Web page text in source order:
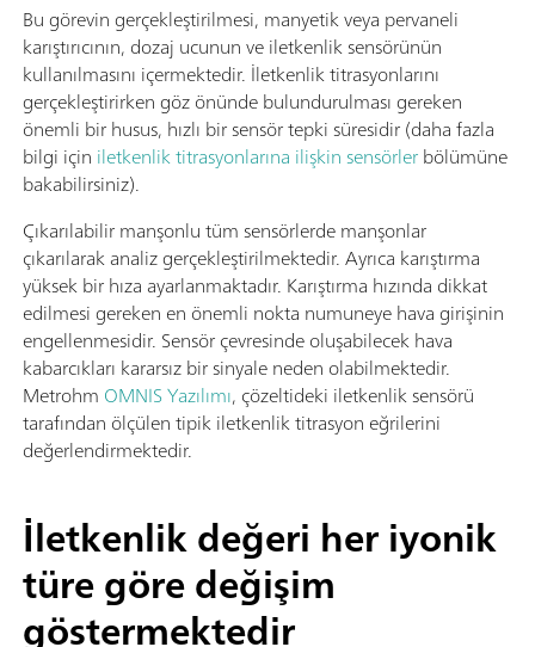
Bu görevin gerçekleştirilmesi, manyetik veya pervaneli
karıştırıcının, dozaj ucunun ve iletkenlik sensörünün
kullanılmasını içermektedir. İletkenlik titrasyonlarını
gerçekleştirirken göz önünde bulundurulması gereken
önemli bir husus, hızlı bir sensör tepki süresidir (daha fazla
bilgi için iletkenlik titrasyonlarına ilişkin sensörlerbölümüne
bakabilirsiniz).
Çıkarılabilir manşonlu tüm sensörlerde manşonlar
çıkarılarak analiz gerçekleştirilmektedir. Ayrıca karıştırma
yüksek bir hıza ayarlanmaktadır. Karıştırma hızında dikkat
edilmesi gereken en önemli nokta numuneye hava girişinin
engellenmesidir. Sensör çevresinde oluşabilecek hava
kabarcıkları kararsız bir sinyale neden olabilmektedir.
Metrohm OMNIS Yazılımı, çözeltideki iletkenlik sensörü
tarafından ölçülen tipik iletkenlik titrasyon eğrilerini
değerlendirmektedir.
İletkenlik değeri her iyonik
türe göre değişim
göstermektedir